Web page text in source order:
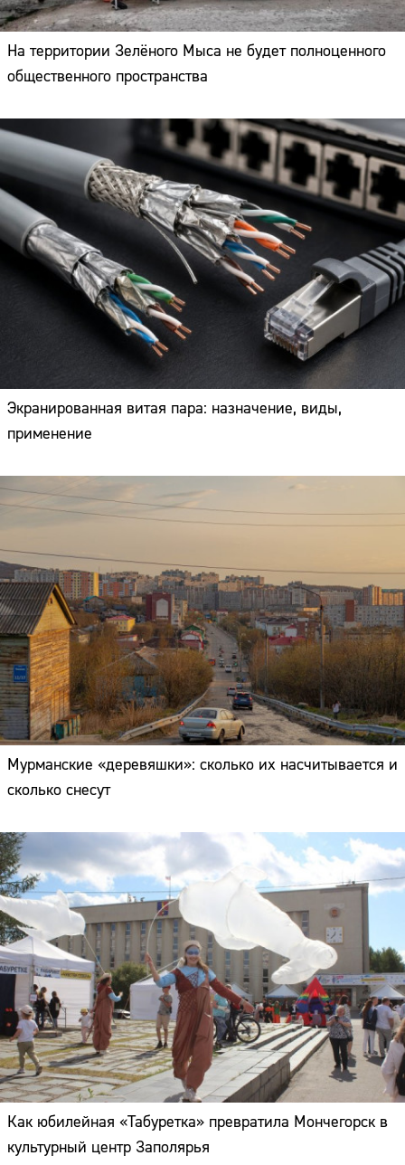
На территории Зелёного Мыса не будет полноценного
общественного пространства
Экранированная витая пара: назначение, виды,
применение
Мурманские «деревяшки»: сколько их насчитывается и
сколько снесут
Как юбилейная «Табуретка» превратила Мончегорск в
культурный центр Заполярья